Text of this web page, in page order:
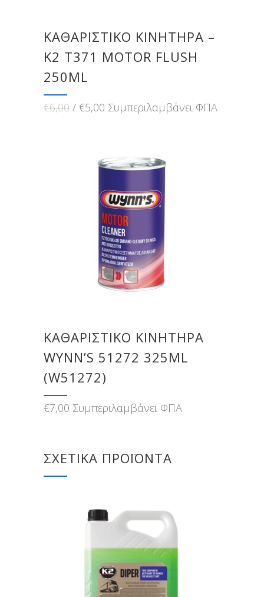
ΚΑΘΑΡΙΣΤΙΚΟ ΚΙΝΗΤΗΡΑ –
K2 T371 MOTOR FLUSH
250ML
€6,00Original
price
€5,00 Η
τρέχουσα
Συμπεριλαμβάνει ΦΠΑ
ΚΑΘΑΡΙΣΤΙΚΌ ΚΙΝΗΤΉΡΑ
WYNN’S 51272 325ML
(W51272)
€7,00 Συμπεριλαμβάνει ΦΠΑ
ΣΧΕΤΙΚΆ ΠΡΟΪΌΝΤΑ